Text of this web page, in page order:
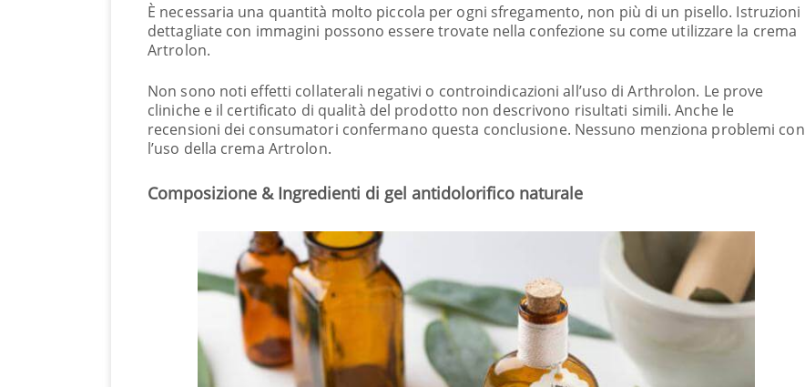
È necessaria una quantità molto piccola per ogni sfregamento, non più di un pisello. Istruzioni
dettagliate con immagini possono essere trovate nella confezione su come utilizzare la crema
Artrolon.
Non sono noti effetti collaterali negativi o controindicazioni all’uso di Arthrolon. Le prove
cliniche e il certificato di qualità del prodotto non descrivono risultati simili. Anche le
recensioni dei consumatori confermano questa conclusione. Nessuno menziona problemi con
l’uso della crema Artrolon.
Composizione & Ingredienti di gel antidolorifico naturale